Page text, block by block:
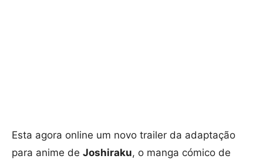
Esta agora online um novo trailer da adaptação
para anime de Joshiraku, o manga cómico de